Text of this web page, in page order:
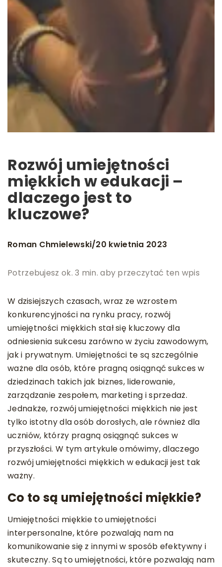
Rozwój umiejętności
miękkich w edukacji –
dlaczego jest to
kluczowe?
Roman Chmielewski/20 kwietnia 2023
Potrzebujesz ok. 3 min. aby przeczytać ten wpis
W dzisiejszych czasach, wraz ze wzrostem
konkurencyjności na rynku pracy, rozwój
umiejętności miękkich stał się kluczowy dla
odniesienia sukcesu zarówno w życiu zawodowym,
jak i prywatnym. Umiejętności te są szczególnie
ważne dla osób, które pragną osiągnąć sukces w
dziedzinach takich jak biznes, liderowanie,
zarządzanie zespołem, marketing i sprzedaż.
Jednakże, rozwój umiejętności miękkich nie jest
tylko istotny dla osób dorosłych, ale również dla
uczniów, którzy pragną osiągnąć sukces w
przyszłości. W tym artykule omówimy, dlaczego
rozwój umiejętności miękkich w edukacji jest tak
ważny.
Co to są umiejętności miękkie?
Umiejętności miękkie to umiejętności
interpersonalne, które pozwalają nam na
komunikowanie się z innymi w sposób efektywny i
skuteczny. Są to umiejętności, które pozwalają nam